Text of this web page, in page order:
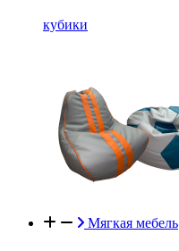
кубики
Мягкая мебель